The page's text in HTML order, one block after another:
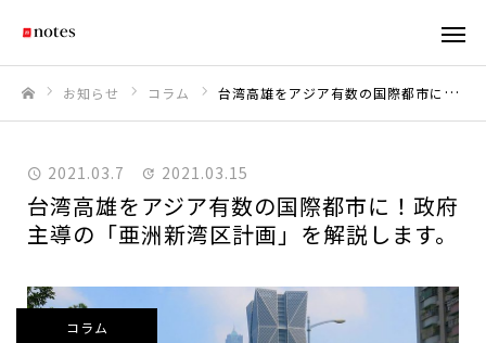
お知らせ コラム 台湾高雄をアジア有数の国際都市に！政府主導の「亜洲新湾区計画」を解説します。
2021.03.7 2021.03.15
台湾高雄をアジア有数の国際都市に！政府
主導の「亜洲新湾区計画」を解説します。
コラム